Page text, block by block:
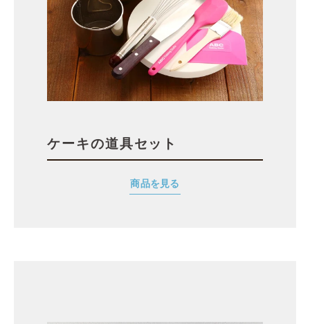
ケーキの道具セット
商品を見る